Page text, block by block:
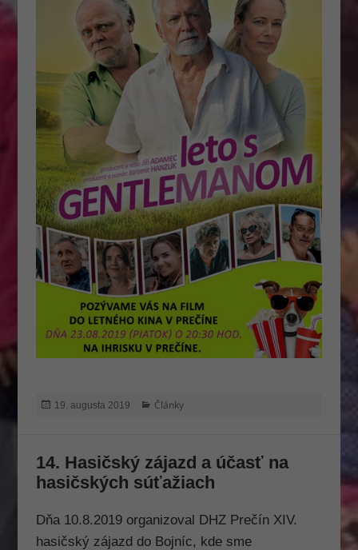
Publikované
19. augusta 2019 Kategórie
Články
14. Hasičský zájazd a účasť na
hasičských súťažiach
Dňa 10.8.2019 organizoval DHZ Prečín XIV.
hasičský zájazd do Bojníc, kde sme